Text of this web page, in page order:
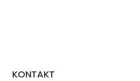
KONTAKT